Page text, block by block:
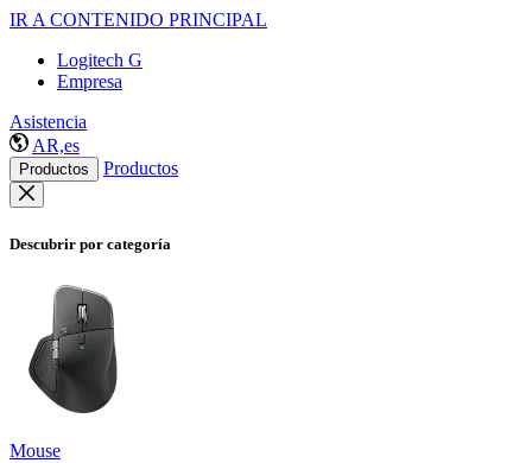
IR A CONTENIDO PRINCIPAL
Logitech G
Empresa
Asistencia
AR,es
Productos Productos
Descubrir por categoría
Mouse